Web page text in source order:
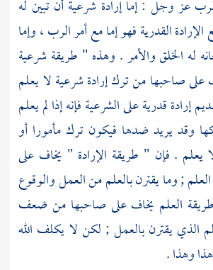
عز وجل : إما إرادة شرعية أن تبين له
القدرية فهو إما مع أمر الرب ، وإما
له الخلق والأمر . وهذه " طريقة شرعية
صاحبها من ترك إرادة شرعية لا يعلم
إرادة قدرية على الشرعية فإنه إذا لم يعلم
وقد يريد ضدها فيكون ترك مأمورا أو
يعلم . فإن " طريقة الإرادة " يخاف على
; وما يقترن بالعلم من العمل والوقوع
العلم يخاف على صاحبها من ضعف
يقترن بالعمل ; لكن لا يكلف الله
وهذا .